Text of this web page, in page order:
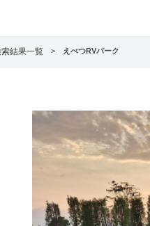
結果一覧 > えべつRVパーク